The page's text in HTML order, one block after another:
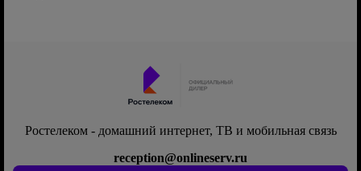
Ростелеком - домашний интернет, ТВ и мобильная связь
reception@onlineserv.ru